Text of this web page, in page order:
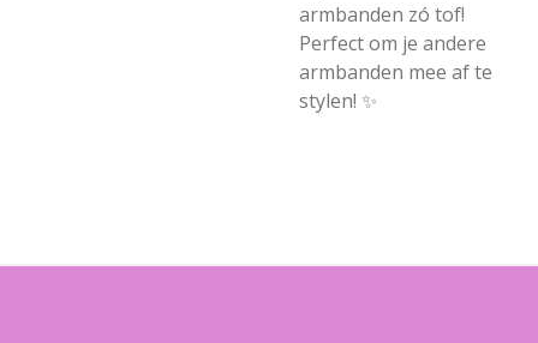
armbanden zó tof!
Perfect om je andere
armbanden mee af te
stylen! ✨